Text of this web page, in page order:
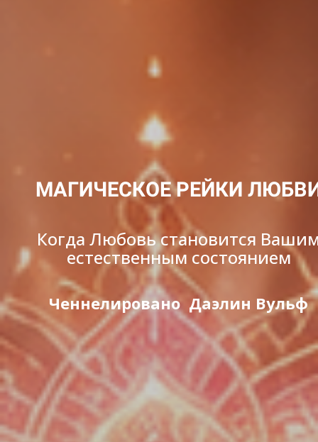
МАГИЧЕСКОЕ РЕЙКИ
Когда Любовь становится
естественным состоянием
Ченнелировано Даэлин Вульф